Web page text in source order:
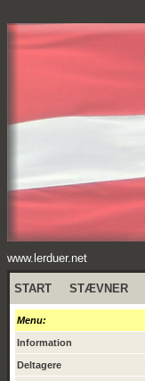
www.lerduer.net
START STÆVNER
Menu:
Information
Deltagere